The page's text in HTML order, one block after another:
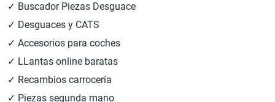
✓ Buscador Piezas Desguace
✓ Desguaces y CATS
✓ Accesorios para coches
✓ LLantas online baratas
✓ Recambios carrocería
✓ Piezas segunda mano